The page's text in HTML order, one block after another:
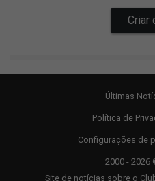
Últimas
Política de
Configurações de
2000 - 2026
Site de notícias sobre o